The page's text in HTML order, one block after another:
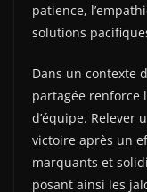
patience,
solutions
Dans un contexte
partagée renforce
d’équipe. Relever
victoire après un
marquants et
posant ainsi les